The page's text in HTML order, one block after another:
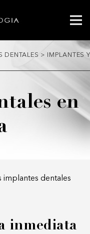
DENTALES > IMPLANTES
en
implantes dentales
inmediata